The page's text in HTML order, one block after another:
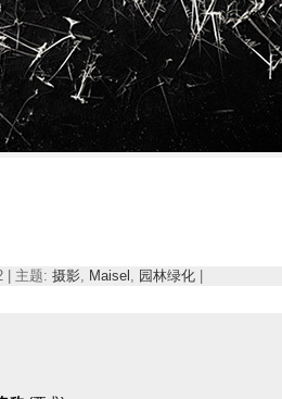
| 主题: 摄影, Maisel , 园林绿化